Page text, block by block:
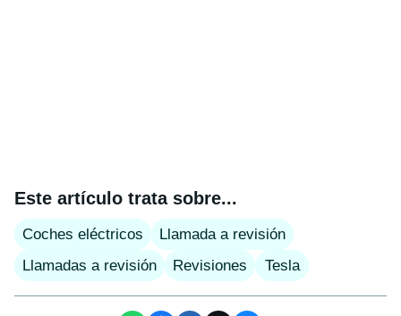
Este artículo trata sobre...
Coches eléctricos
Llamada a revisión
Llamadas a revisión
Revisiones Tesla